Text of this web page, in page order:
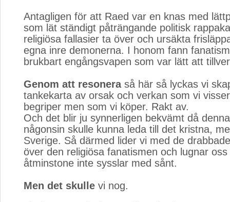
Antagligen för att Raed var en knas med
som lät ständigt påträngande politisk
religiösa fallasier ta över och ursäkta
egna inre demonerna. I honom fann
brukbart engångsvapen som var lätt att
Genom att resoneraså här så lyckas vi
tankekarta av orsak och verkan som vi
begriper men som vi köper. Rakt av.
Och det blir ju synnerligen bekvämt då
någonsin skulle kunna leda till det kristna,
Sverige. Så därmed lider vi med de
över den religiösa fanatismen och lugnar
åtminstone inte sysslar med sånt.
Men det skulle vi nog.